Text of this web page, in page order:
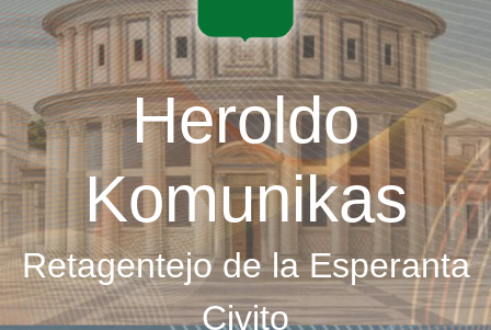
Heroldo
Komunikas
Retagentejo de la Esperanta
Civito